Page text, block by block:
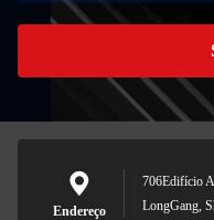
Endereço
706Edifício
LongGang,